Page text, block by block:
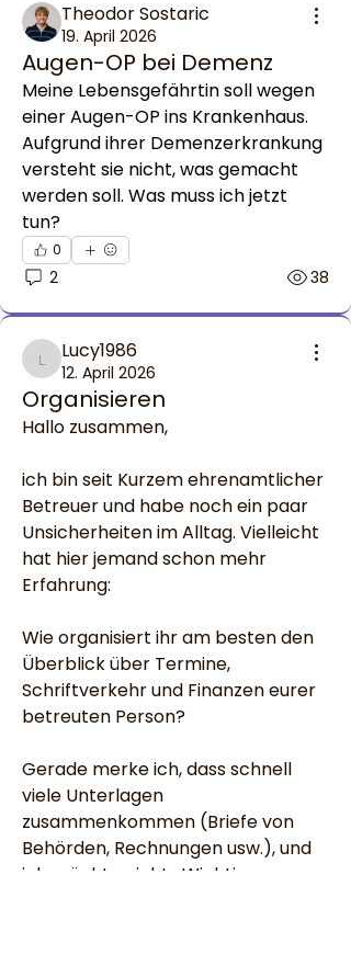
Theodor Sostaric
19. April 2026
Augen-OP bei Demenz
Meine Lebensgefährtin soll wegen
einer Augen-OP ins Krankenhaus.
Aufgrund ihrer Demenzerkrankung
versteht sie nicht, was gemacht
werden soll. Was muss ich jetzt
tun?
0
2 38
Lucy1986
Lucy1986
12. April 2026
Organisieren
Hallo zusammen,
ich bin seit Kurzem ehrenamtlicher
Betreuer und habe noch ein paar
Unsicherheiten im Alltag. Vielleicht
hat hier jemand schon mehr
Erfahrung:
Wie organisiert ihr am besten den
Überblick über Termine,
Schriftverkehr und Finanzen eurer
betreuten Person?
Gerade merke ich, dass schnell
viele Unterlagen
zusammenkommen (Briefe von
Behörden, Rechnungen usw.), und
ich möchte nichts Wichtiges